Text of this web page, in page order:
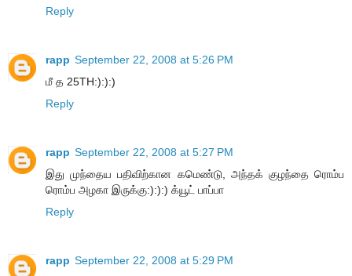
Reply
rapp September 22, 2008 at 5:26 PM
மீ த 25TH:):):)
Reply
rapp September 22, 2008 at 5:27 PM
இது முந்தைய பதிவிற்கான கமெண்டு, அந்தக் குழந்தை ரொம்ப
ரொம்ப அழகா இருக்கு:):):) க்யூட் பாப்பா
Reply
rapp September 22, 2008 at 5:29 PM